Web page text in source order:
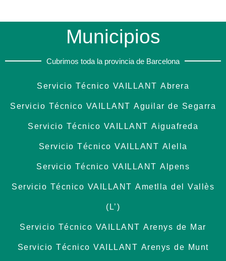
Municipios
Cubrimos toda la provincia de Barcelona
Servicio Técnico VAILLANT Abrera
Servicio Técnico VAILLANT Aguilar de Segarra
Servicio Técnico VAILLANT Aiguafreda
Servicio Técnico VAILLANT Alella
Servicio Técnico VAILLANT Alpens
Servicio Técnico VAILLANT Ametlla del Vallès
(L’)
Servicio Técnico VAILLANT Arenys de Mar
Servicio Técnico VAILLANT Arenys de Munt